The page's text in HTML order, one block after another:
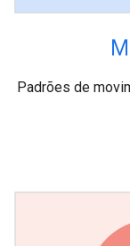
Padrões de